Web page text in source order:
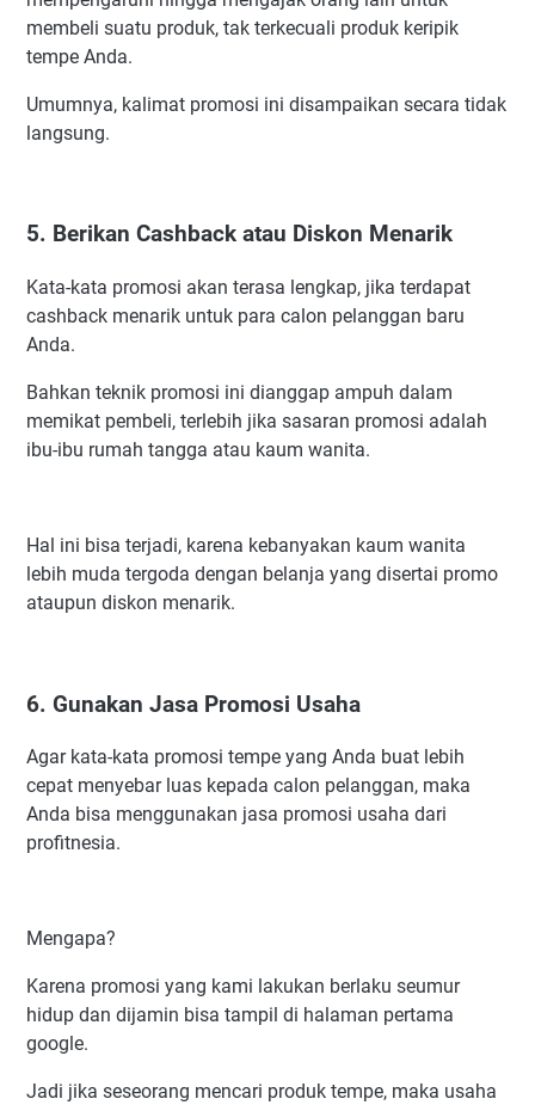
membeli suatu produk, tak terkecuali produk keripik
tempe Anda.
Umumnya, kalimat promosi ini disampaikan secara tidak
langsung.
5. Berikan Cashback atau Diskon Menarik
Kata-kata promosi akan terasa lengkap, jika terdapat
cashback menarik untuk para calon pelanggan baru
Anda.
Bahkan teknik promosi ini dianggap ampuh dalam
memikat pembeli, terlebih jika sasaran promosi adalah
ibu-ibu rumah tangga atau kaum wanita.
Hal ini bisa terjadi, karena kebanyakan kaum wanita
lebih muda tergoda dengan belanja yang disertai promo
ataupun diskon menarik.
6. Gunakan Jasa Promosi Usaha
Agar kata-kata promosi tempe yang Anda buat lebih
cepat menyebar luas kepada calon pelanggan, maka
Anda bisa menggunakan jasa promosi usaha dari
profitnesia.
Mengapa?
Karena promosi yang kami lakukan berlaku seumur
hidup dan dijamin bisa tampil di halaman pertama
google.
Jadi jika seseorang mencari produk tempe, maka usaha